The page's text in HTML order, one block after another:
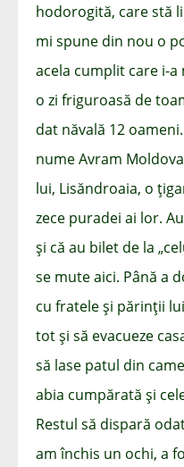
hodorogită, care stă
mi spune din nou o
acela cumplit care i-
o zi friguroasă de
dat năvală 12
nume Avram
lui, Lisăndroaia, o
zece puradei ai lor.
și că au bilet de la
se mute aici. Până a
cu fratele și părinții
tot și să evacueze
să lase patul din
abia cumpărată și
Restul să dispară
am închis un ochi, a